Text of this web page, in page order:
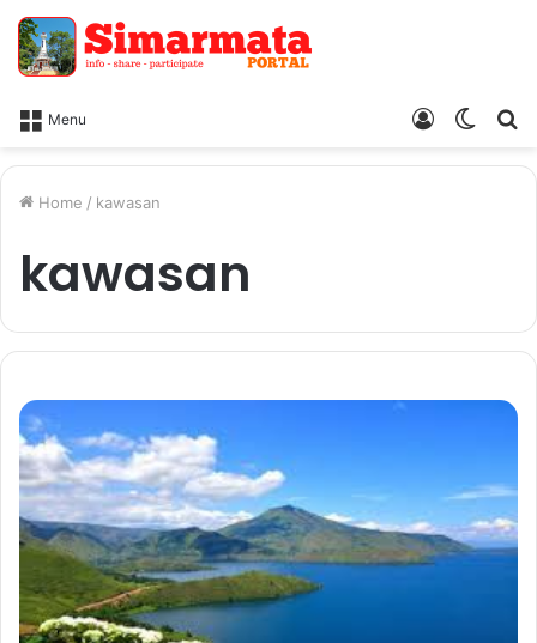
Menu
Switch
Log
Home / kawasan
kawasan